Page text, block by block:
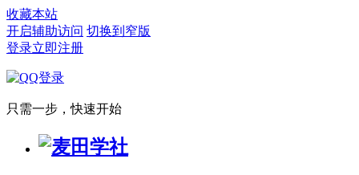
收藏本站
开启辅助访问 切换到窄版
登录立即注册
只需一步，快速开始